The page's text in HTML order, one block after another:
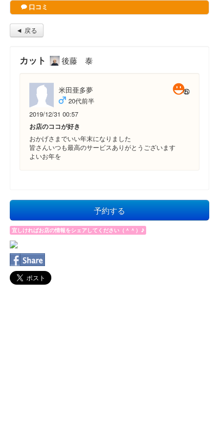
口コミ
◄ 戻る
カット 後藤 泰
米田亜多夢
20代前半
2019/12/31 00:57
お店のココが好き
おかげさまでいい年末になりました
皆さんいつも最高のサービスありがとうございます
よいお年を
予約する
宜しければお店の情報をシェアしてください（＾＾）♪